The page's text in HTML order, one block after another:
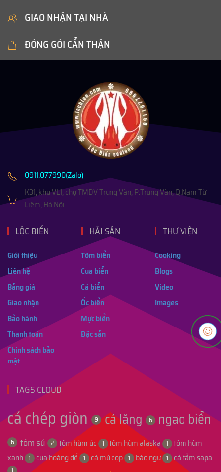
GIAO NHẬN TẠI NHÀ
ĐÓNG GÓI CẨN THẬN
0911.077990(Zalo)
K31, khu VL1, chợ TMDV Trung Văn, P.Trung Văn, Q.Nam Từ
Liêm, Hà Nội
LỘC BIỂN
Giới thiệu
Liên hệ
Bảng giá
Giao nhận
Bảo hành
Thanh toán
Chính sách bảo
mật
HẢI SẢN
Tôm biển
Cua biển
Cá biển
Ốc biển
Mực biển
Đặc sản
THƯ VIỆN
Cooking
Blogs
Video
Images
TAGS CLOUD
cá chép giòn 9 cá lăng 6 ngao biển
6 tôm sú 2 tôm hùm úc 1 tôm hùm alaska 1
tôm hùm
xanh 1 cua hoàng đế 1 cá mú cọp 1 bào ngư 1 cá tầm sapa